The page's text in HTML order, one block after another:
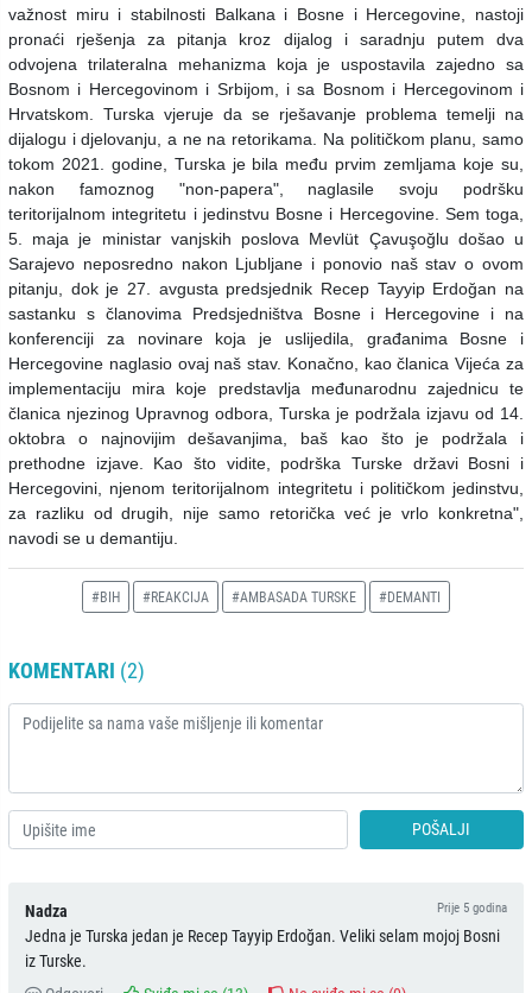
važnost miru i stabilnosti Balkana i Bosne i Hercegovine, nastoji
pronaći rješenja za pitanja kroz dijalog i saradnju putem dva
odvojena trilateralna mehanizma koja je uspostavila zajedno sa
Bosnom i Hercegovinom i Srbijom, i sa Bosnom i Hercegovinom i
Hrvatskom. Turska vjeruje da se rješavanje problema temelji na
dijalogu i djelovanju, a ne na retorikama. Na političkom planu, samo
tokom 2021. godine, Turska je bila među prvim zemljama koje su,
nakon famoznog "non-papera", naglasile svoju podršku
teritorijalnom integritetu i jedinstvu Bosne i Hercegovine. Sem toga,
5. maja je ministar vanjskih poslova Mevlüt Çavuşoğlu došao u
Sarajevo neposredno nakon Ljubljane i ponovio naš stav o ovom
pitanju, dok je 27. avgusta predsjednik Recep Tayyip Erdoğan na
sastanku s članovima Predsjedništva Bosne i Hercegovine i na
konferenciji za novinare koja je uslijedila, građanima Bosne i
Hercegovine naglasio ovaj naš stav. Konačno, kao članica Vijeća za
implementaciju mira koje predstavlja međunarodnu zajednicu te
članica njezinog Upravnog odbora, Turska je podržala izjavu od 14.
oktobra o najnovijim dešavanjima, baš kao što je podržala i
prethodne izjave. Kao što vidite, podrška Turske državi Bosni i
Hercegovini, njenom teritorijalnom integritetu i političkom jedinstvu,
za razliku od drugih, nije samo retorička već je vrlo konkretna",
navodi se u demantiju.
#BIH #REAKCIJA #AMBASADA TURSKE #DEMANTI
KOMENTARI (2)
POŠALJI
Nadza Prije 5 godina
Jedna je Turska jedan je Recep Tayyip Erdoğan. Veliki selam mojoj Bosni
iz Turske.